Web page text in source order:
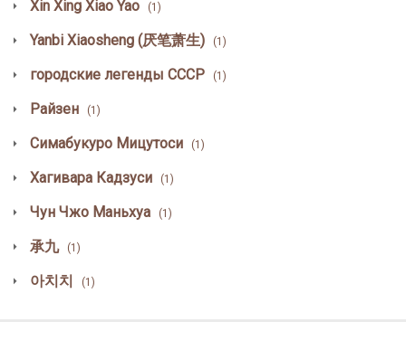
Xin Xing Xiao Yao (1)
Yanbi Xiaosheng (厌笔萧生) (1)
городские легенды СССР (1)
Райзен (1)
Симабукуро Мицутоси (1)
Хагивара Кадзуси (1)
Чун Чжо Маньхуа (1)
承九 (1)
아치치 (1)